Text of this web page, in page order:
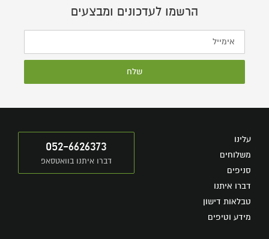
הרשמו לעדכונים ומבצעים
שלח
עלינו
משלוחים
סניפים
דברו איתנו
טבלאות דישון
מידע וטיפים
052-6626373
דברו איתנו בוואטסאפ